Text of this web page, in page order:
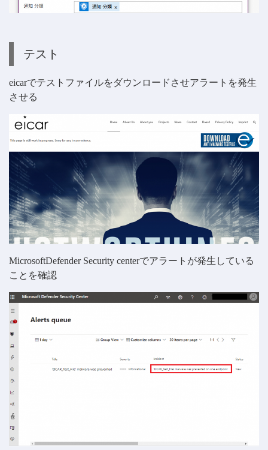
テスト
eicarでテストファイルをダウンロードさせアラートを発生
させる
MicrosoftDefender Security centerでアラートが発生している
ことを確認